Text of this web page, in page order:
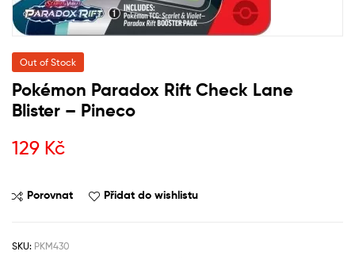
Out of Stock
Pokémon Paradox Rift Check Lane
Blister – Pineco
129 Kč
Porovnat Přidat do wishlistu
SKU: PKM430